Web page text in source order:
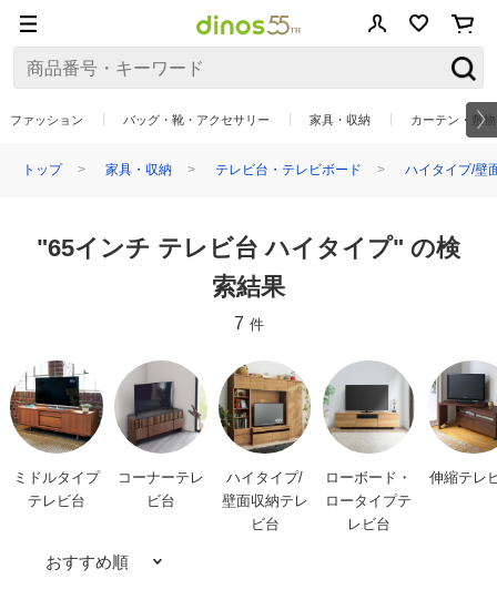
ファッション バッグ・靴・アクセサリー 家具・収納 カーテン・敷
トップ 家具・収納 テレビ台・テレビボード ハイタイプ/壁
"65インチ テレビ台 ハイタイプ" の検
索結果
7 件
ミドルタイプ
テレビ台
コーナーテレ
ビ台
ハイタイプ/
壁面収納テレ
ビ台
ローボード・
ロータイプテ
レビ台
伸縮テレ
おすすめ順